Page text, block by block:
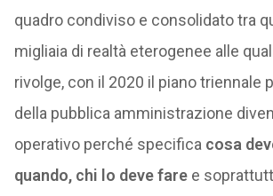
quadro condiviso e consolidato tra
migliaia di realtà eterogenee alle
rivolge, con il 2020 il piano triennale
della pubblica amministrazione
operativo perché specifica cosa
quando, chi lo deve fare e